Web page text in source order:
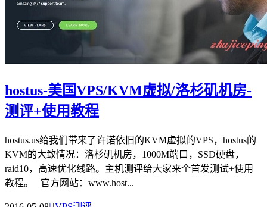
hostus-美国VPS/KVM虚拟/洛杉矶机房-
测评+使用教程
hostus.us给我们带来了许诺依旧的KVM虚拟的VPS，hostus的
KVM的大致情况：洛杉矶机房，1000M端口，SSD硬盘，
raid10，高速优化线路。主机测评给大家来个首发测试+使用
教程。 官方网站：www.host...